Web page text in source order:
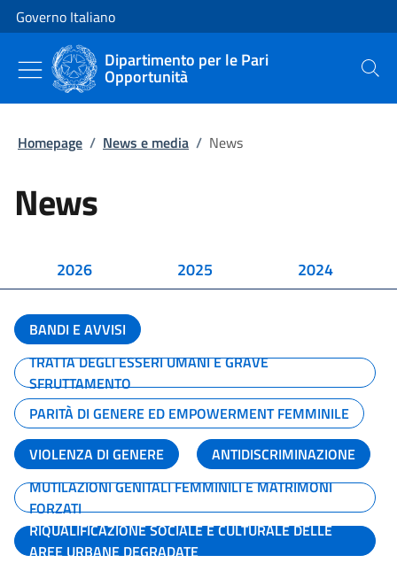
Vai al contenuto
Vai alla navigazione del sito
Governo Italiano
Dipartimento per le Pari
Opportunità Cerca
Homepage / News e media / News
News
2026 2025 2024
BANDI E AVVISI
TRATTA DEGLI ESSERI UMANI E GRAVE
SFRUTTAMENTO
PARITÀ DI GENERE ED EMPOWERMENT FEMMINILE
VIOLENZA DI GENERE
ANTIDISCRIMINAZIONE
MUTILAZIONI GENITALI FEMMINILI E MATRIMONI
FORZATI
RIQUALIFICAZIONE SOCIALE E CULTURALE DELLE
AREE URBANE DEGRADATE